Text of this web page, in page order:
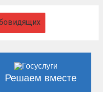
Решаем вместе